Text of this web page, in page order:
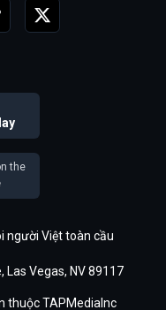
the
người Việt toàn cầu
Las Vegas, NV 89117
thuộc TAPMediaInc